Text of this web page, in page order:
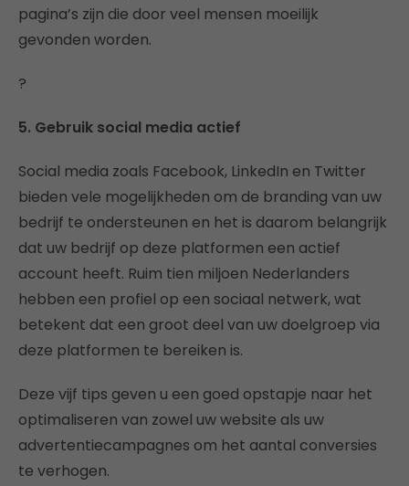
pagina’s zijn die door veel mensen moeilijk
gevonden worden.
?
5. Gebruik social media actief
Social media zoals Facebook, LinkedIn en Twitter
bieden vele mogelijkheden om de branding van uw
bedrijf te ondersteunen en het is daarom belangrijk
dat uw bedrijf op deze platformen een actief
account heeft. Ruim tien miljoen Nederlanders
hebben een profiel op een sociaal netwerk, wat
betekent dat een groot deel van uw doelgroep via
deze platformen te bereiken is.
Deze vijf tips geven u een goed opstapje naar het
optimaliseren van zowel uw website als uw
advertentiecampagnes om het aantal conversies
te verhogen.